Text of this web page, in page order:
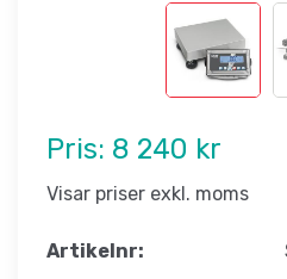
Pris: 8 240 kr
Visar priser exkl. moms
Artikelnr: